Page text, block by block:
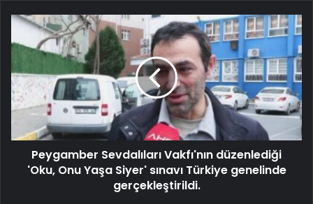
Peygamber Sevdalıları Vakfı'nın düzenlediği
'Oku, Onu Yaşa Siyer' sınavı Türkiye genelinde
gerçekleştirildi.